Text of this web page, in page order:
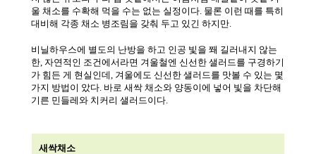
울 채소를 수확해 먹을 수는 없는 실정이다 물론 이런 때를 특히
대비해 각종 채소 병조림을 갖춰 두고 있긴 하지만
비닐하우스에 별도의 난방을 하고 인공 빛을 쫴 길러내지 않는
한 자연적인 조건에서라면 겨울철엔 신선한 샐러드를 구경하기
가 힘든 게 현실인데 겨울에도 신선한 샐러드를 맛볼 수 있는 몇
가지 방법이 았다 바로 새싹 채소와 양동이에 넣어 빛을 차단해
기른 민들레와 치커리 샐러드이다
새싹채소